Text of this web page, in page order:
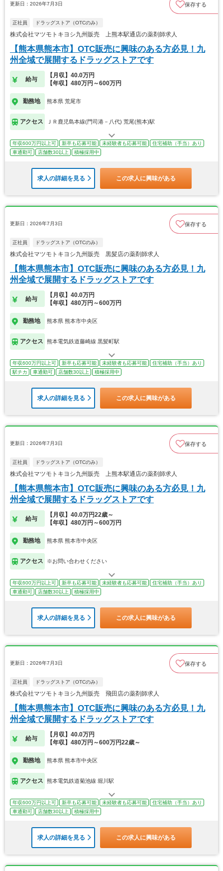
更新日：2026年7月3日 保存する
正社員 ドラッグストア（OTCのみ）
株式会社マツモトキヨシ九州販売 上熊本駅通店の薬剤師求人
【熊本県熊本市】OTC販売に興味のある方必見！九
州全域で展開するドラッグストアです
給与
【月収】40.0万円
【年収】480万円～600万円
勤務地 熊本県 荒尾市
アクセス ＪＲ鹿児島本線(門司港－八代) 荒尾(熊本)駅
年収600万円以上可 新卒も応募可能 未経験者も応募可能
住宅補助（手当）あり
車通勤可
店舗数30以上 積極採用中
求人の詳細を見る この求人に興味がある
更新日：2026年7月3日 保存する
正社員 ドラッグストア（OTCのみ）
株式会社マツモトキヨシ九州販売 黒髪店の薬剤師求人
【熊本県熊本市】OTC販売に興味のある方必見！九
州全域で展開するドラッグストアです
給与
【月収】40.0万円
【年収】480万円～600万円
勤務地 熊本県 熊本市中央区
アクセス 熊本電気鉄道藤崎線 黒髪町駅
年収600万円以上可 新卒も応募可能 未経験者も応募可能
住宅補助（手当）あり
駅チカ
車通勤可 店舗数30以上 積極採用中
求人の詳細を見る この求人に興味がある
更新日：2026年7月3日 保存する
正社員 ドラッグストア（OTCのみ）
株式会社マツモトキヨシ九州販売 上熊本駅通店の薬剤師求人
【熊本県熊本市】OTC販売に興味のある方必見！九
州全域で展開するドラッグストアです
給与
【月収】40.0万円22歳～
【年収】480万円～600万円
勤務地 熊本県 熊本市中央区
アクセス ※お問い合わせください
年収600万円以上可 新卒も応募可能 未経験者も応募可能
住宅補助（手当）あり
車通勤可
店舗数30以上 積極採用中
求人の詳細を見る この求人に興味がある
更新日：2026年7月3日 保存する
正社員 ドラッグストア（OTCのみ）
株式会社マツモトキヨシ九州販売 飛田店の薬剤師求人
【熊本県熊本市】OTC販売に興味のある方必見！九
州全域で展開するドラッグストアです
給与
【月収】40.0万円
【年収】480万円～600万円22歳～
勤務地 熊本県 熊本市中央区
アクセス 熊本電気鉄道菊池線 堀川駅
年収600万円以上可 新卒も応募可能 未経験者も応募可能
住宅補助（手当）あり
車通勤可
店舗数30以上 積極採用中
求人の詳細を見る この求人に興味がある